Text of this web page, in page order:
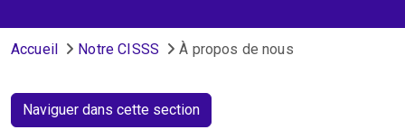
Fil d'Ariane
Accueil Notre CISSS À propos de nous
Naviguer dans cette section